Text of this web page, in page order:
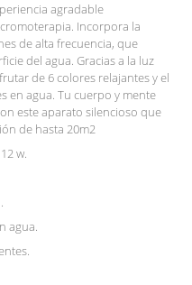
agradable
Incorpora la
de alta frecuencia, que
del agua. Gracias a la luz
de 6 colores relajantes y el
en agua. Tu cuerpo y mente
este aparato silencioso que
de hasta 20m2
w.
agua.